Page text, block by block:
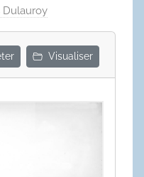
Dulauroy
Visualiser